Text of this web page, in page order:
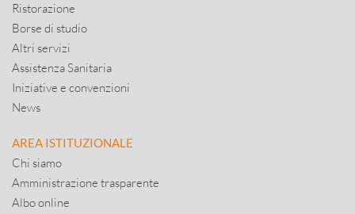
Ristorazione
Borse di studio
Altri servizi
Assistenza Sanitaria
Iniziative e convenzioni
News
AREA ISTITUZIONALE
Chi siamo
Amministrazione trasparente
Albo online